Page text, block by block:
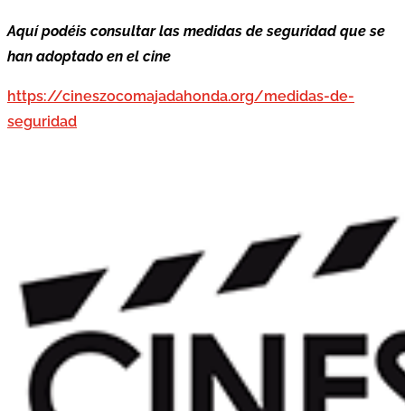
Aquí podéis consultar las medidas de seguridad que se
han adoptado en el cine
https://cineszocomajadahonda.org/medidas-de-
seguridad